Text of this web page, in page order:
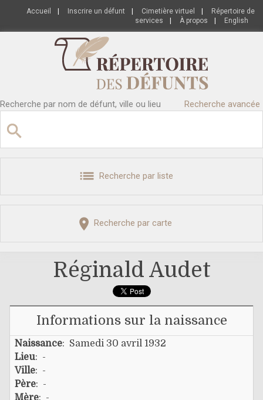
Accueil Inscrire un défunt Cimetière virtuel
Répertoire de
services
À propos English
Recherche par nom de défunt, ville ou lieu Recherche avancée
Recherche par liste
Recherche par carte
Réginald Audet
Informations sur la naissance
Naissance: Samedi 30 avril 1932
Lieu: -
Ville: -
Père: -
Mère: -